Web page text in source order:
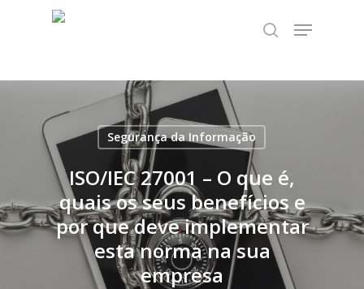
TEST89838
search
Menu
Segurança da Informação
ISO/IEC 27001 – O que é,
quais os seus benefícios e
por que deve implementar
esta norma na sua
empresa